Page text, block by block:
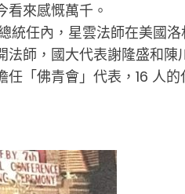
看來感慨萬千。
統任內，星雲法師在美國
法師，國大代表謝隆盛和
任「佛青會」代表，16 人的